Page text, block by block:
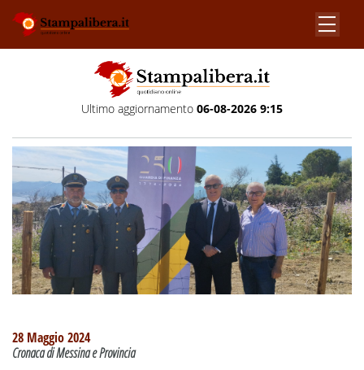
Ultimo aggiornamento 06-08-2026 9:15
28 Maggio 2024
Cronaca di Messina e Provincia